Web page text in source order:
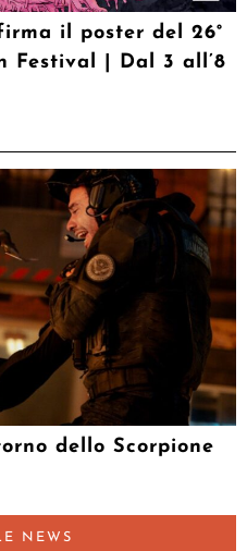
il poster del 26°
Festival | Dal 3 all’8
dello Scorpione
NEWS